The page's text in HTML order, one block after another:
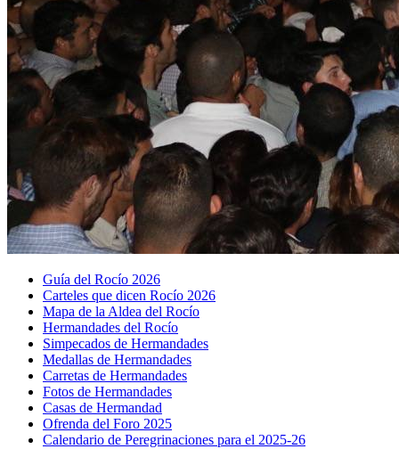
Guía del Rocío 2026
Carteles que dicen Rocío 2026
Mapa de la Aldea del Rocío
Hermandades del Rocío
Simpecados de Hermandades
Medallas de Hermandades
Carretas de Hermandades
Fotos de Hermandades
Casas de Hermandad
Ofrenda del Foro 2025
Calendario de Peregrinaciones para el 2025-26